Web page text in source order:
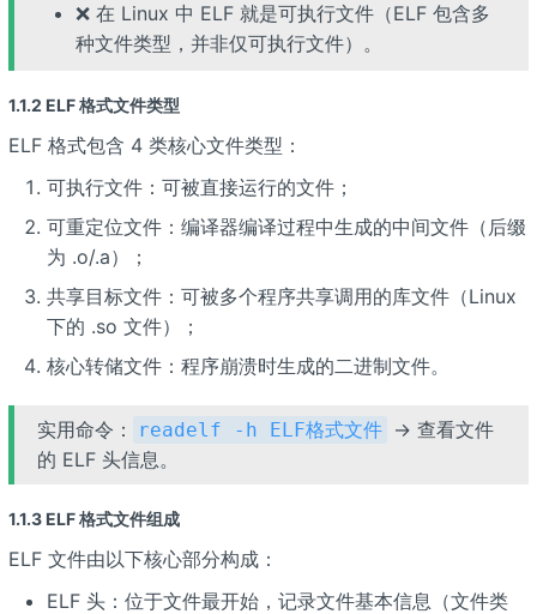
❌ 在 Linux 中 ELF 就是可执行文件（ELF 包含多
种文件类型，并非仅可执行文件）。
1.1.2 ELF 格式文件类型
ELF 格式包含 4 类核心文件类型：
可执行文件：可被直接运行的文件；
可重定位文件：编译器编译过程中生成的中间文件（后缀
为 .o/.a）；
共享目标文件：可被多个程序共享调用的库文件（Linux
下的 .so 文件）；
核心转储文件：程序崩溃时生成的二进制文件。
实用命令： readelf -h ELF格式文件 → 查看文件
的 ELF 头信息。
1.1.3 ELF 格式文件组成
ELF 文件由以下核心部分构成：
ELF 头：位于文件最开始，记录文件基本信息（文件类